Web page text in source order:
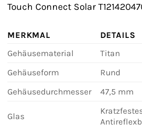
Touch Connect Solar
MERKMAL
DETAILS
Gehäusematerial
Titan
Gehäuseform
Rund
Gehäusedurchmesser
47,5 mm
Glas